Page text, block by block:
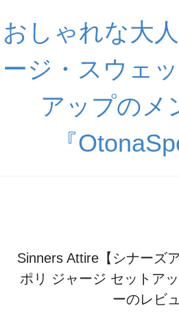
おしゃれな大
ージ・スウェ
アップのメ
『
Sinners Attire【シナーズ
ポリ ジャージ セットア
ーのレビ